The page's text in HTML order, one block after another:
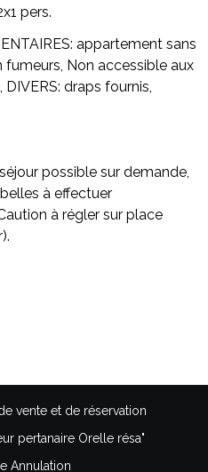
pers.
appartement sans
Non accessible aux
DIVERS: draps fournis,
possible sur demande,
à effectuer
à régler sur place
vente et de réservation
pertanaire Orelle résa"
Annulation